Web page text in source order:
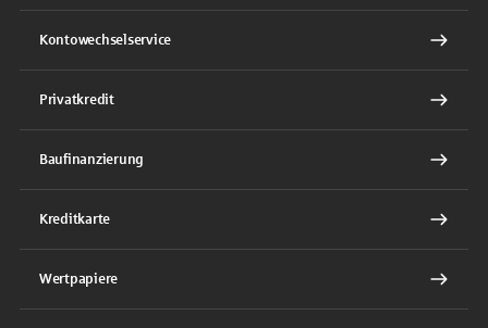
Kontowechselservice
Privatkredit
Baufinanzierung
Kreditkarte
Wertpapiere